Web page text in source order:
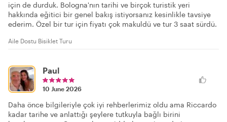
için de durduk. Bologna'nın tarihi ve birçok turistik yeri
hakkında eğitici bir genel bakış istiyorsanız kesinlikle tavsiye
ederim. Özel bir tur için fiyatı çok makuldü ve tur 3 saat sürdü.
Aile Dostu Bisiklet Turu
Paul
10 June 2026
Daha önce bilgileriyle çok iyi rehberlerimiz oldu ama Riccardo
kadar tarihe ve anlattığı şeylere tutkuyla bağlı birini